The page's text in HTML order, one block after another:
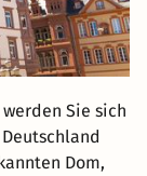
Sie sich
Dom,